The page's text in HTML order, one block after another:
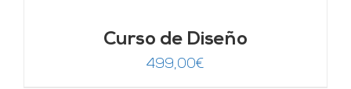
Curso de Diseño
499,00€